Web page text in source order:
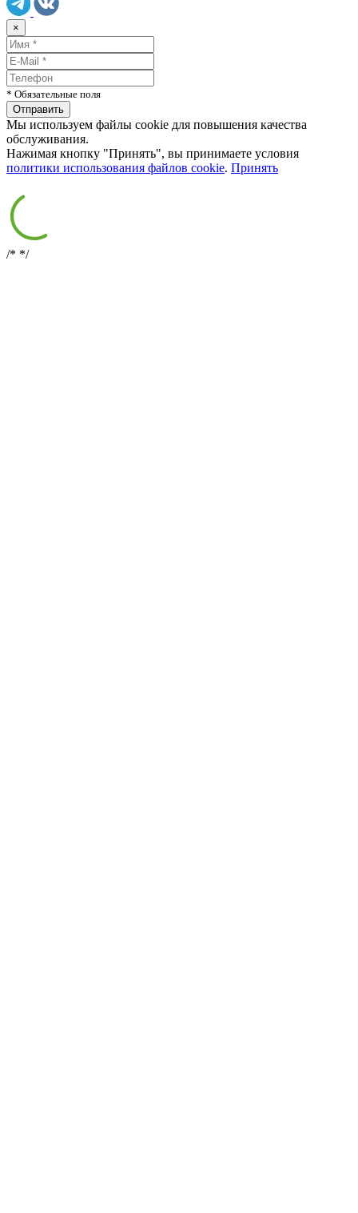
×
* Обязательные поля
Мы используем файлы cookie для повышения качества
обслуживания.
Нажимая кнопку "Принять", вы принимаете условия
политики использования файлов cookie. Принять
/* */